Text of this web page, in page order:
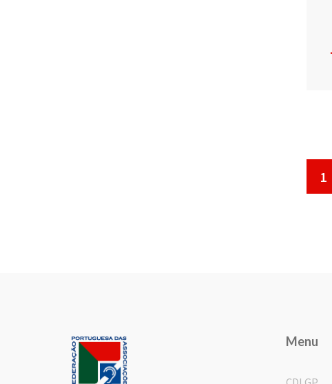
1
Menu